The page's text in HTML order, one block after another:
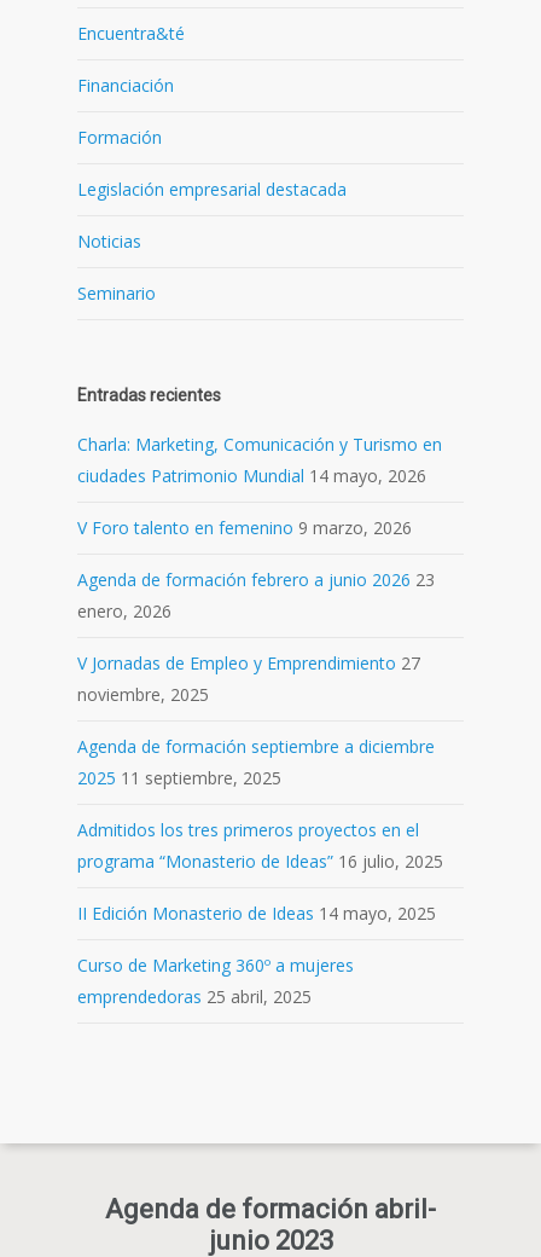
Encuentra&té
Financiación
Formación
Legislación empresarial destacada
Noticias
Seminario
Entradas recientes
Charla: Marketing, Comunicación y Turismo en
ciudades Patrimonio Mundial 14 mayo, 2026
V Foro talento en femenino 9 marzo, 2026
Agenda de formación febrero a junio 2026 23
enero, 2026
V Jornadas de Empleo y Emprendimiento 27
noviembre, 2025
Agenda de formación septiembre a diciembre
2025 11 septiembre, 2025
Admitidos los tres primeros proyectos en el
programa “Monasterio de Ideas” 16 julio, 2025
II Edición Monasterio de Ideas 14 mayo, 2025
Curso de Marketing 360º a mujeres
emprendedoras 25 abril, 2025
Agenda de formación abril-
junio 2023